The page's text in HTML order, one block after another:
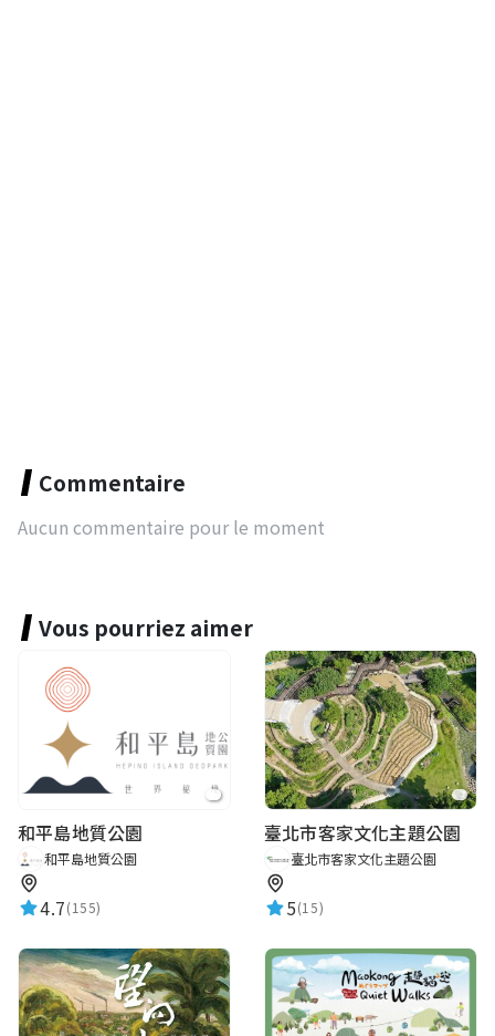
Commentaire
Aucun commentaire pour le moment
Vous pourriez aimer
和平島地質公園
和平島地質公園
4.7(155)
臺北市客家文化主題公園
臺北市客家文化主題公園
5(15)